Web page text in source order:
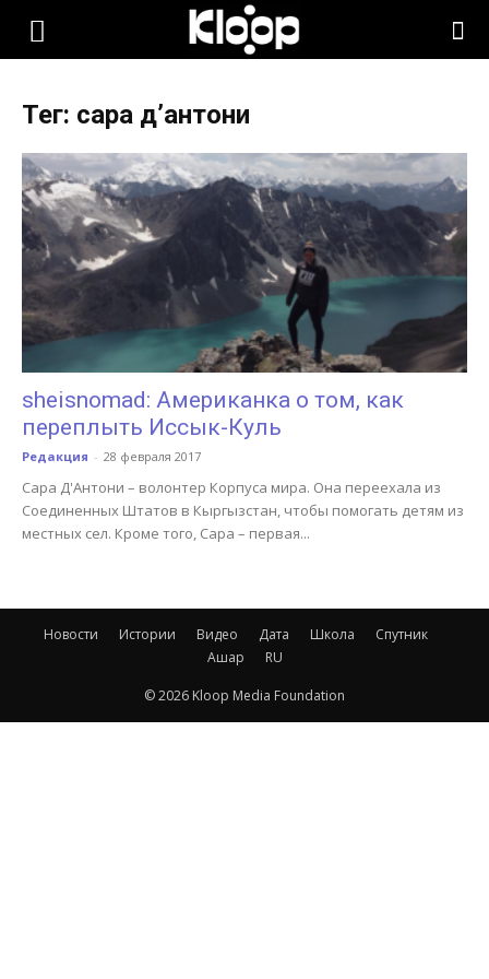
KLOOP.KG
Новости
Кыргызстана
Тег: сара д’антони
sheisnomad: Американка о том, как
переплыть Иссык-Куль
Редакция - 28 февраля 2017
Сара Д'Антони – волонтер Корпуса мира. Она переехала из
Соединенных Штатов в Кыргызстан, чтобы помогать детям из
местных сел. Кроме того, Сара – первая...
Новости Истории Видео Дата Школа
Спутник
Ашар
RU
© 2026 Kloop Media Foundation